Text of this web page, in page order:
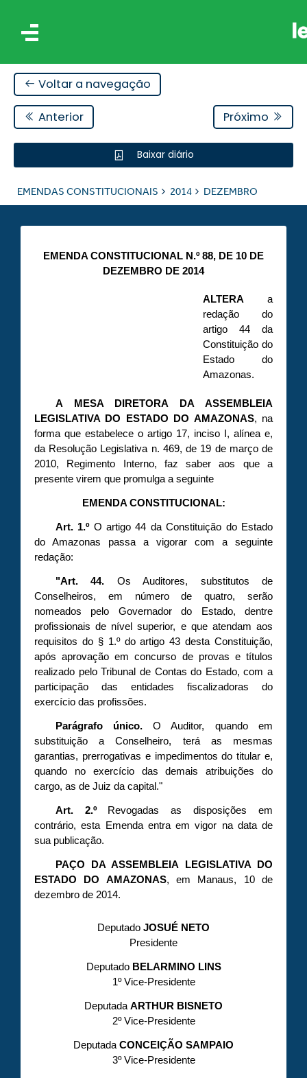
Voltar a navegação
Anterior Próximo
Baixar diário
EMENDAS CONSTITUCIONAIS 2014 DEZEMBRO
EMENDA CONSTITUCIONAL N.º 88, DE 10 DE
DEZEMBRO DE 2014
ALTERAa
redação do
artigo 44 da
Constituição do
Estado do
Amazonas.
A MESA DIRETORA DA ASSEMBLEIA
LEGISLATIVA DO ESTADO DO AMAZONAS, na
forma que estabelece o artigo 17, inciso I, alínea e,
da Resolução Legislativa n. 469, de 19 de março de
2010, Regimento Interno, faz saber aos que a
presente virem que promulga a seguinte
EMENDA CONSTITUCIONAL:
Art. 1.ºO artigo 44 da Constituição do Estado
do Amazonas passa a vigorar com a seguinte
redação:
"Art. 44. Os Auditores, substitutos de
Conselheiros, em número de quatro, serão
nomeados pelo Governador do Estado, dentre
profissionais de nível superior, e que atendam aos
requisitos do § 1.º do artigo 43 desta Constituição,
após aprovação em concurso de provas e títulos
realizado pelo Tribunal de Contas do Estado, com a
participação das entidades fiscalizadoras do
exercício das profissões.
Parágrafo único.O Auditor, quando em
substituição a Conselheiro, terá as mesmas
garantias, prerrogativas e impedimentos do titular e,
quando no exercício das demais atribuições do
cargo, as de Juiz da capital."
Art. 2.ºRevogadas as disposições em
contrário, esta Emenda entra em vigor na data de
sua publicação.
PAÇO DA ASSEMBLEIA LEGISLATIVA DO
ESTADO DO AMAZONAS, em Manaus, 10 de
dezembro de 2014.
Deputado JOSUÉ NETO
Presidente
Deputado BELARMINO LINS
1º Vice-Presidente
Deputada ARTHUR BISNETO
2º Vice-Presidente
Deputada CONCEIÇÃO SAMPAIO
3º Vice-Presidente